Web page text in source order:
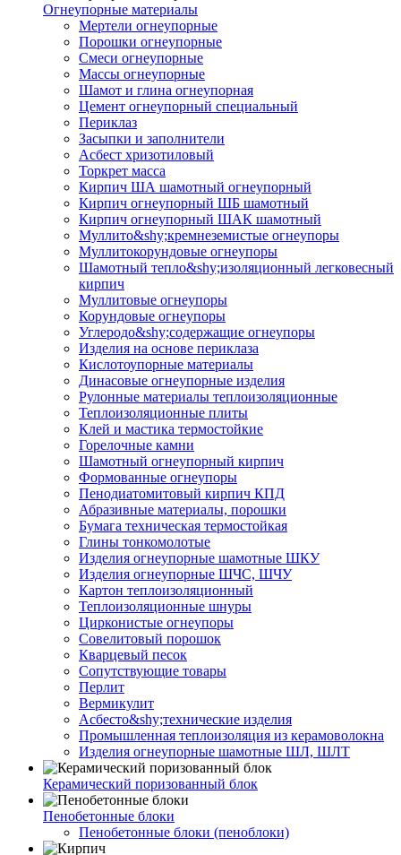
Огнеупорные материалы
Мертели огнеупорные
Порошки огнеупорные
Смеси огнеупорные
Массы огнеупорные
Шамот и глина огнеупорная
Цемент огнеупорный специальный
Периклаз
Засыпки и заполнители
Асбест хризотиловый
Торкрет масса
Кирпич ША шамотный огнеупорный
Кирпич огнеупорный ШБ шамотный
Кирпич огнеупорный ШАК шамотный
Муллито&shy;­кремнеземистые огнеупоры
Муллито­корундовые огнеупоры
Шамотный тепло&shy;изоляционный легковесный
кирпич
Муллитовые огнеупоры
Корундовые огнеупоры
Углеродо&shy;содержащие огнеупоры
Изделия на основе периклаза
Кислотоупорные материалы
Динасовые огнеупорные изделия
Рулонные материалы теплоизоляционные
Тепло­изоляционные плиты
Клей и мастика термостойкие
Горелочные камни
Шамотный огнеупорный кирпич
Формованные огнеупоры
Пенодиатомитовый кирпич КПД
Абразивные материалы, порошки
Бумага техническая термостойкая
Глины тонкомолотые
Изделия огнеупорные шамотные ШКУ
Изделия огнеупорные ШЧС, ШЧУ
Картон теплоизоляционный
Теплоизоляционные шнуры
Цирконистые огнеупоры
Совелитовый порошок
Кварцевый песок
Сопутствующие товары
Перлит
Вермикулит
Асбесто&shy;технические изделия
Промышленная теплоизоляция из керамоволокна
Изделия огнеупорные шамотные ШЛ, ШЛТ
Керамический поризованный блок
Пенобетонные блоки
Пенобетонные блоки (пеноблоки)